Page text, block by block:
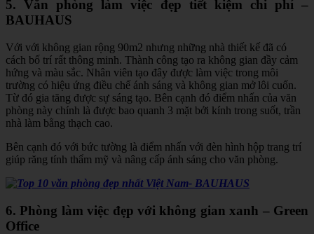
5. Văn phòng làm việc đẹp tiết kiệm chi phí –
BAUHAUS
Với với không gian rộng 90m2 nhưng những nhà thiết kế đã có
cách bố trí rất thông minh. Thành công tạo ra không gian đầy cảm
hứng và màu sắc. Nhân viên tạo đây được làm việc trong môi
trường có hiệu ứng điều chế ánh sáng và không gian mở lôi cuốn.
Từ đó gia tăng được sự sáng tạo. Bên cạnh đó điểm nhấn của văn
phòng này chính là được bao quanh 3 mặt bởi kính trong suốt, trần
nhà làm bằng thạch cao.
Bên cạnh đó với bức tường là điểm nhấn với đèn hình hộp trang trí
giúp răng tính thẩm mỹ và nâng cấp ánh sáng cho văn phòng.
6. Phòng làm việc đẹp với không gian xanh – Green
Office